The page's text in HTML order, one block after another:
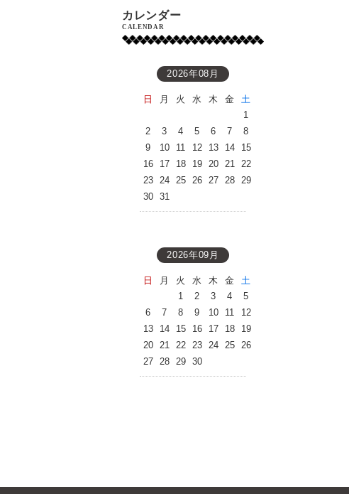
カレンダー
CALENDAR
2026年08月
日 月 火 水 木 金
土
1
2
3 4 5 6 7
8
9
10 11 12 13 14
15
16
17 18 19 20 21
22
23
24 25 26 27 28
29
30
31
2026年09月
日 月 火 水 木 金
土
1
2 3 4
5
6
7 8 9 10 11
12
13
14 15 16 17 18
19
20
21 22 23 24 25
26
27
28 29 30